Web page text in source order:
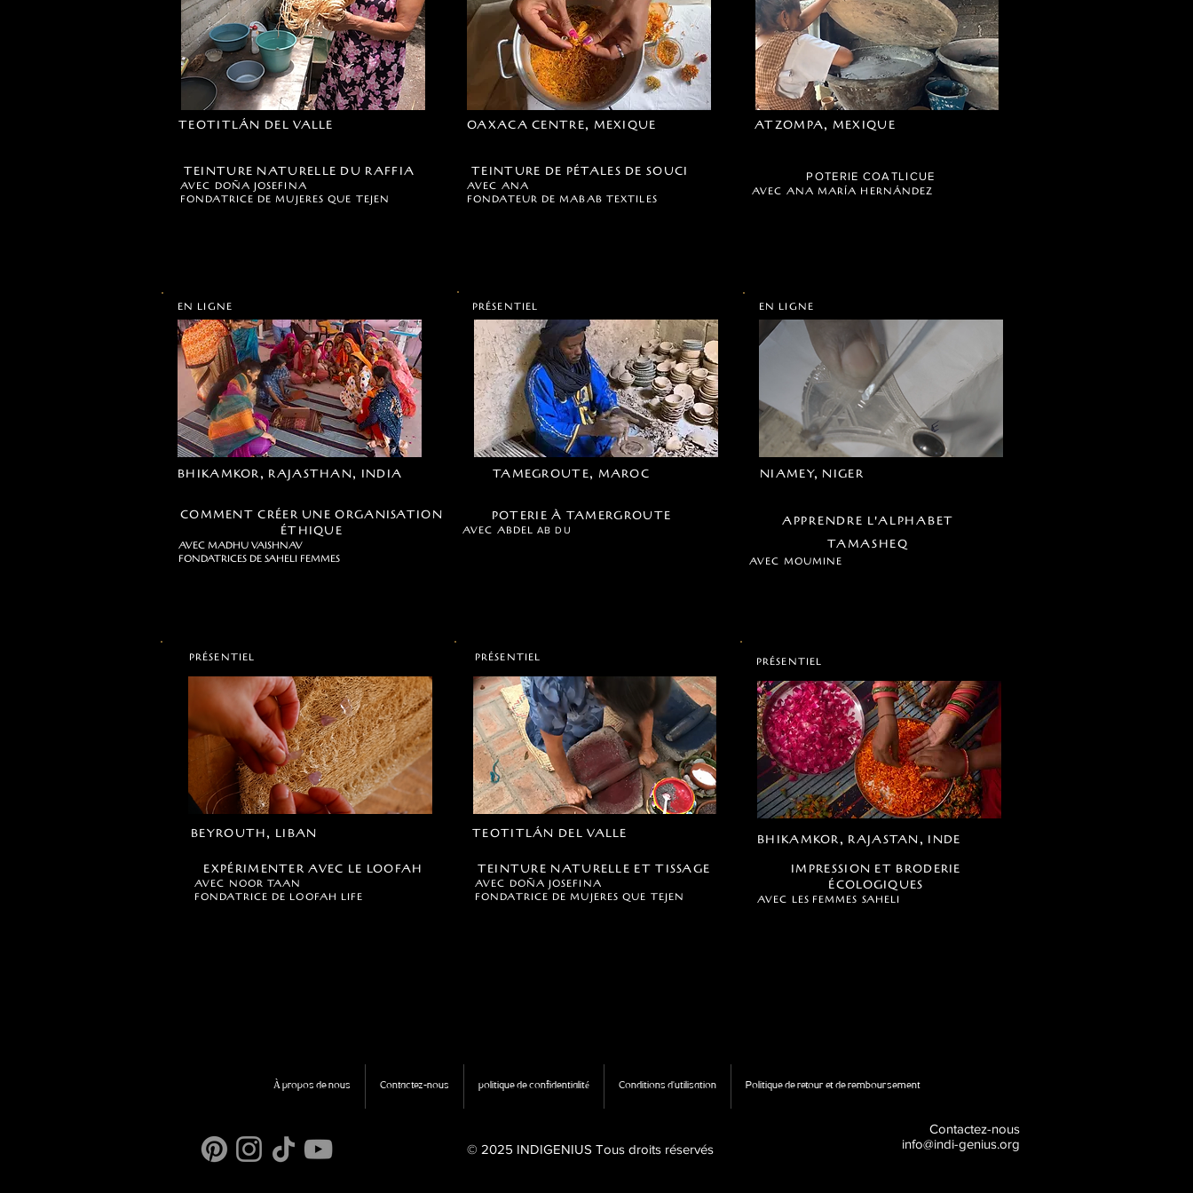
TEINTURE NATURELLE DU RAFFIA
AVEC DOÑA JOSEFINA
FONDATRICE DE MUJERES QUE TEJEN
TEOTITLÁN DEL VALLE OAXACA CENTRE, MEXIQUE
TEINTURE DE PÉTALES DE SOUCI
AVEC ANA
FONDATEUR DE MABAB TEXTILES
POTERIE COATLICUE
AVEC ANA MARÍA HERNÁNDEZ
ATZOMPA, MEXIQUE
COMMENT CRÉER UNE ORGANISATION
ÉTHIQUE
AVEC MADHU VAISHNAV
FONDATRICES DE SAHELI FEMMES
EN LIGNE
BHIKAMKOR, RAJASTHAN, INDIA
POTERIE À TAMERGROUTE
AVEC ABDEL AB DU
PRÉSENTIEL
TAMEGROUTE, MAROC
APPRENDRE L'ALPHABET
TAMASHEQ
AVEC MOUMINE
EN LIGNE
NIAMEY, NIGER
BEYROUTH, LIBAN
EXPÉRIMENTER AVEC LE LOOFAH
AVEC NOOR TAAN
FONDATRICE DE LOOFAH LIFE
PRÉSENTIEL
TEOTITLÁN DEL VALLE
TEINTURE NATURELLE ET TISSAGE
AVEC DOÑA JOSEFINA
FONDATRICE DE MUJERES QUE TEJEN
PRÉSENTIEL
BHIKAMKOR, RAJASTAN, INDE
IMPRESSION ET BRODERIE
ÉCOLOGIQUES
AVEC LES FEMMES SAHELI
PRÉSENTIEL
À propos de nous Contactez-nous politique de confidentialité Conditions d'utilisation Politique de retour et de remboursement
© 2025 INDIGENIUS Tous droits réservés
Contactez-nous
info@indi-genius.org